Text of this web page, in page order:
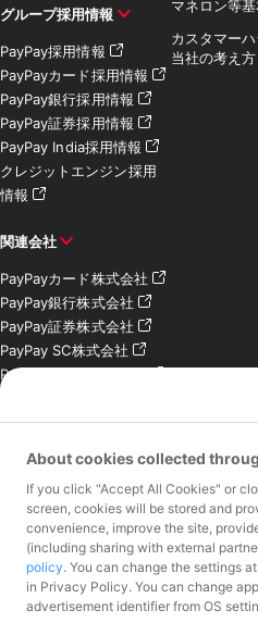
グループ採用情報
PayPay採用情報
PayPayカード採用情報
PayPay銀行採用情報
PayPay証券採用情報
PayPay India採用情報
クレジットエンジン採用
情報
関連会社
PayPayカード株式会社
PayPay銀行株式会社
PayPay証券株式会社
PayPay SC株式会社
PayPay India Pvt. Ltd.
会社
お問い合わせ
加盟店様専用お問い合わ
報道関係者様専用お問い
合わせ
株主・投資家様専用お問
マネロン等
カスタマー
当社の考え方
About cookies collected
If you click "Accept All Cookies" or
screen, cookies will be stored and
convenience, improve the site,
(including sharing with external
policy. You can change the settings
in Privacy Policy. You can change
advertisement identifier from OS